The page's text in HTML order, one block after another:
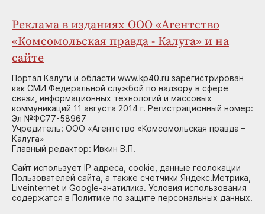
Реклама в изданиях ООО «Агентство
«Комсомольская правда - Калуга» и на
сайте
Портал Калуги и области www.kp40.ru зарегистрирован
как СМИ Федеральной службой по надзору в сфере
связи, информационных технологий и массовых
коммуникаций 11 августа 2014 г. Регистрационный номер:
Эл №ФС77-58967
Учредитель: ООО «Агентство «Комсомольская правда –
Калуга»
Главный редактор: Ивкин В.П.
Сайт использует IP адреса, cookie, данные геолокации
Пользователей сайта, а также счетчики Яндекс.Метрика,
Liveinternet и Google-анатилика. Условия использования
содержатся в Политике по защите персональных данных.